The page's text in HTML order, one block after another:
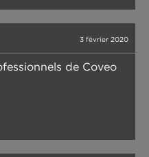
3 février 2020
de Coveo